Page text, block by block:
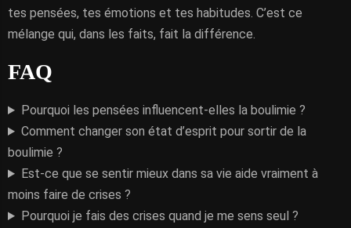
tes pensées, tes émotions et tes habitudes. C’est ce
mélange qui, dans les faits, fait la différence.
FAQ
Pourquoi les pensées influencent-elles la boulimie ?
Comment changer son état d’esprit pour sortir de la
boulimie ?
Est-ce que se sentir mieux dans sa vie aide vraiment à
moins faire de crises ?
Pourquoi je fais des crises quand je me sens seul ?